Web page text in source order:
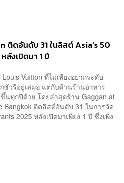
ติดอันดับ 31 ในลิสต์ Asia’s 50
งเปิดมา 1 ปี
Vuitton ที่ไม่เพียงอยากระดับ
วรีอยู่เสมอ แต่กับด้านร้านอาหาร
นทุกปีด้วย โดยล่าสุดร้าน Gaggan at
Bangkok ติดลิสต์อันดับ 31 ในการจัด
2025 หลังเปิดมาเพียง 1 ปี ซึ่งเพิ่ง